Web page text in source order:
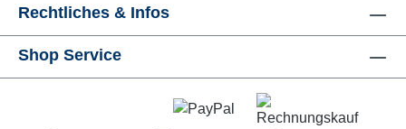
Rechtliches & Infos
Shop Service